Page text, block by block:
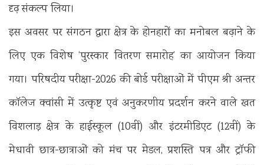
दृढ़ संकल्प लिया।
इस अवसर पर संगठन द्वारा क्षेत्र के होनहारों का मनोबल बढ़ाने के
लिए एक विशेष ‘पुरस्कार वितरण समारोह’ का आयोजन किया
गया। परिषदीय परीक्षा-2026 की बोर्ड परीक्षाओं में पीएम श्री अन्तर
कॉलेज क्वांसी में उत्कृष्ट एवं अनुकरणीय प्रदर्शन करने वाले खत
विशलाड़ क्षेत्र के हाईस्कूल (10वीं) और इंटरमीडिएट (12वीं) के
मेधावी छात्र-छात्राओं को मंच पर मेडल, प्रशस्ति पत्र और ट्रॉफी